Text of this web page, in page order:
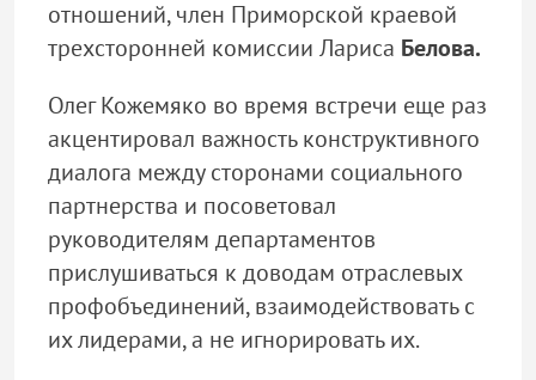
отношений, член Приморской краевой
трехсторонней комиссии Лариса Белова.
Олег Кожемяко во время встречи еще раз
акцентировал важность конструктивного
диалога между сторонами социального
партнерства и посоветовал
руководителям департаментов
прислушиваться к доводам отраслевых
профобъединений, взаимодействовать с
их лидерами, а не игнорировать их.